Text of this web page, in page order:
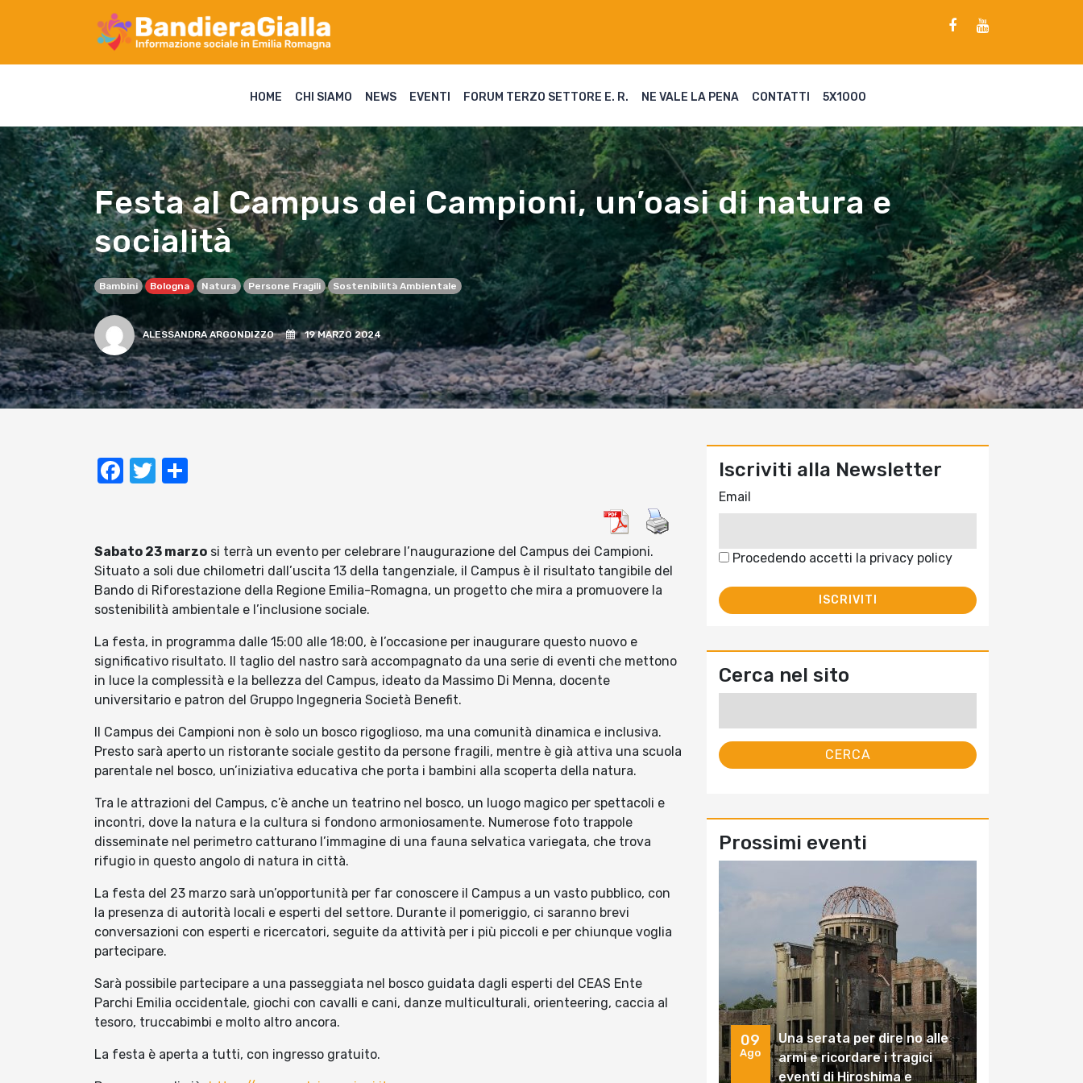
HOME CHI SIAMO NEWS EVENTI FORUM TERZO SETTORE E. R. NE VALE LA PENA CONTATTI 5X1000
Festa al Campus dei Campioni, un’oasi di natura e
socialità
Bambini Bologna Natura Persone Fragili Sostenibilità Ambientale
ALESSANDRA ARGONDIZZO 19 MARZO 2024
Facebook
Twitter
Sabato 23 marzo si terrà un evento per celebrare l’naugurazione del Campus dei Campioni.
Situato a soli due chilometri dall’uscita 13 della tangenziale, il Campus è il risultato tangibile del
Bando di Riforestazione della Regione Emilia-Romagna, un progetto che mira a promuovere la
sostenibilità ambientale e l’inclusione sociale.
La festa, in programma dalle 15:00 alle 18:00, è l’occasione per inaugurare questo nuovo e
significativo risultato. Il taglio del nastro sarà accompagnato da una serie di eventi che mettono
in luce la complessità e la bellezza del Campus, ideato da Massimo Di Menna, docente
universitario e patron del Gruppo Ingegneria Società Benefit.
Il Campus dei Campioni non è solo un bosco rigoglioso, ma una comunità dinamica e inclusiva.
Presto sarà aperto un ristorante sociale gestito da persone fragili, mentre è già attiva una scuola
parentale nel bosco, un’iniziativa educativa che porta i bambini alla scoperta della natura.
Tra le attrazioni del Campus, c’è anche un teatrino nel bosco, un luogo magico per spettacoli e
incontri, dove la natura e la cultura si fondono armoniosamente. Numerose foto trappole
disseminate nel perimetro catturano l’immagine di una fauna selvatica variegata, che trova
rifugio in questo angolo di natura in città.
La festa del 23 marzo sarà un’opportunità per far conoscere il Campus a un vasto pubblico, con
la presenza di autorità locali e esperti del settore. Durante il pomeriggio, ci saranno brevi
conversazioni con esperti e ricercatori, seguite da attività per i più piccoli e per chiunque voglia
partecipare.
Sarà possibile partecipare a una passeggiata nel bosco guidata dagli esperti del CEAS Ente
Parchi Emilia occidentale, giochi con cavalli e cani, danze multiculturali, orienteering, caccia al
tesoro, truccabimbi e molto altro ancora.
La festa è aperta a tutti, con ingresso gratuito.
Iscriviti alla Newsletter
Email
Procedendo accetti la privacy policy
Cerca nel sito
Prossimi eventi
09
Ago
Una serata per dire no alle
armi e ricordare i tragici
eventi di Hiroshima e